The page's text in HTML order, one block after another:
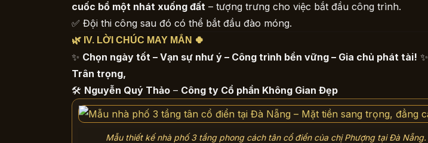
cuốc bổ một nhát xuống đất – tượng trưng cho việc bắt đầu công trình.
✅ Đội thi công sau đó có thể bắt đầu đào móng.
🌿 IV. LỜI CHÚC MAY MẮN 🍀
✨ Chọn ngày tốt – Vạn sự như ý – Công trình bền vững – Gia chủ phát tài! ✨
Trân trọng,
🛠 Nguyễn Quý Thảo – Công ty Cổ phần Không Gian Đẹp
Mẫu thiết kế nhà phố 3 tầng phong cách tân cổ điển của chị Phượng tại Đà Nẵng.